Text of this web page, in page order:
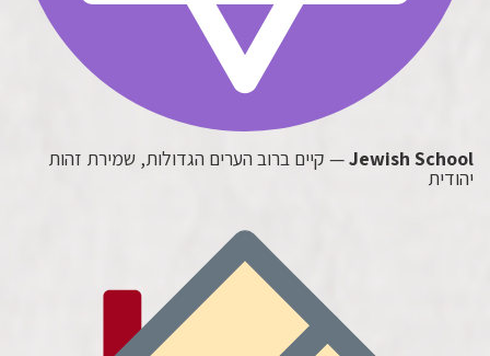
Jewish School— קיים ברוב הערים הגדולות, שמירת זהות
יהודית